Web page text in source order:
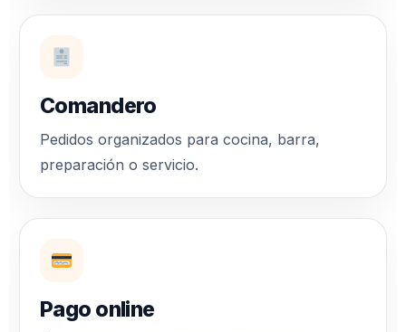
Comandero
Pedidos organizados para cocina, barra,
preparación o servicio.
Pago online